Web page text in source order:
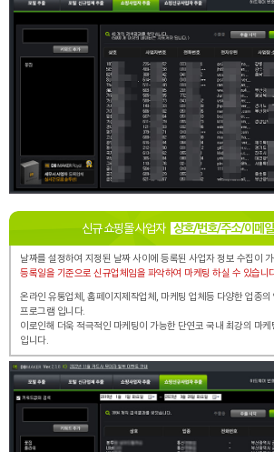
신규 쇼핑몰 사업자 상호/번호/주소/이메
날짜를 설정하여 지정된 날짜 사이에 등록된 사업자 정보 수집이
등록일을 기준으로 신규업체임을 파악하여 마케팅 하실 수 있습니
온라인 유통업체, 홈페이지제작업체, 마케팅 업체등 다양한 업종
프로그램 입니다.
이로인해 더욱 적극적인 마케팅이 가능한 단연코 국내 최강의 마
입니다.